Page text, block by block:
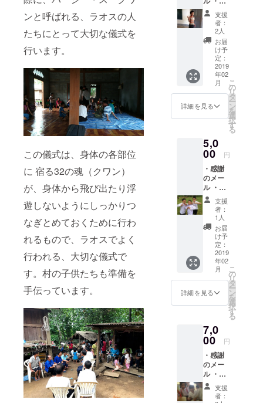
ンと呼ばれる、ラオスの人
たちにとって大切な儀式を
行います。
この儀式は、身体の各部位
に 宿る32の魂（クワン）
が、身体から飛び出たり浮
遊しないようにしっかりつ
なぎとめておくために行わ
れるもので、ラオスでよく
行われる、大切な儀式で
す。村の子供たちも準備を
手伝っています。
動報告
メール
支援
者：
2人
お届
け予
定：
2019
年02
月
詳細を見る
こ
の
リ
タ
ー
ン
を
選
択
す
る
5,0
00 円
・感謝
のメー
ル ・活
動報告
メール
・ポス
トカー
支援
者：
1人
お届
け予
定：
2019
年02
月
詳細を見る
こ
の
リ
タ
ー
ン
を
選
択
す
る
7,0
00 円
・感謝
のメー
ル ・活
動報告
メール
支援
者：